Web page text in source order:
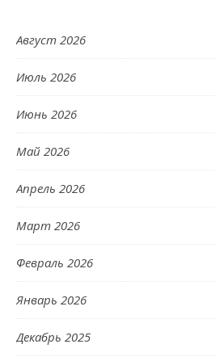
Август 2026
Июль 2026
Июнь 2026
Май 2026
Апрель 2026
Март 2026
Февраль 2026
Январь 2026
Декабрь 2025